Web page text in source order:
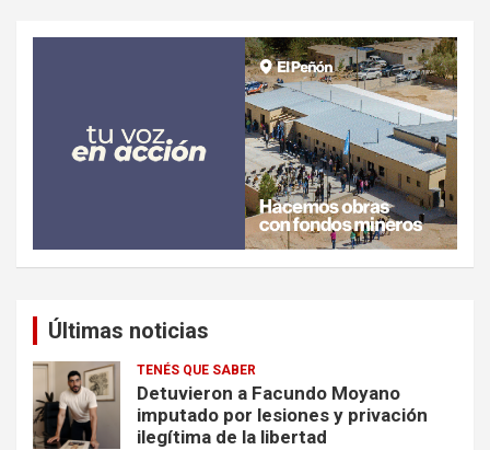
Últimas noticias
TENÉS QUE SABER
Detuvieron a Facundo Moyano
imputado por lesiones y privación
ilegítima de la libertad